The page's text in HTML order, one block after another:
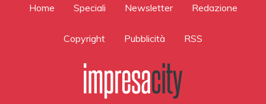
Home Speciali Newsletter Redazione
Copyright Pubblicità RSS